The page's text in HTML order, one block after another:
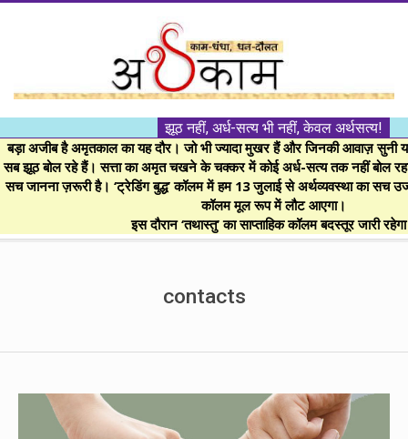
।।
अर्थकाम।।
BE
FINANCIALLY
झूठ नहीं, अर्ध-सत्य भी नहीं, केवल अर्थसत्य!
बड़ा अजीब है अमृतकाल का यह दौर। जो भी ज्यादा मुखर हैं और जिनकी आवाज़ सुनी
सब झूठ बोल रहे हैं। सत्ता का अमृत चखने के चक्कर में कोई अर्ध-सत्य तक नहीं बोल
सच जानना ज़रूरी है। ‘ट्रेडिंग बुद्ध’ कॉलम में हम 13 जुलाई से अर्थव्यवस्था का सच
कॉलम मूल रूप में लौट आएगा।
इस दौरान ‘तथास्तु’ का साप्ताहिक कॉलम बदस्तूर जारी
contacts